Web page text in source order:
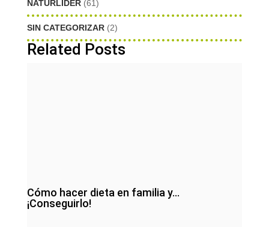
NATURLIDER (61)
SIN CATEGORIZAR (2)
Related Posts
Cómo hacer dieta en familia y…
¡Conseguirlo!